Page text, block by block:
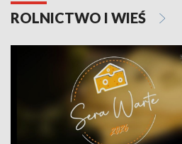
ROLNICTWO I WIEŚ